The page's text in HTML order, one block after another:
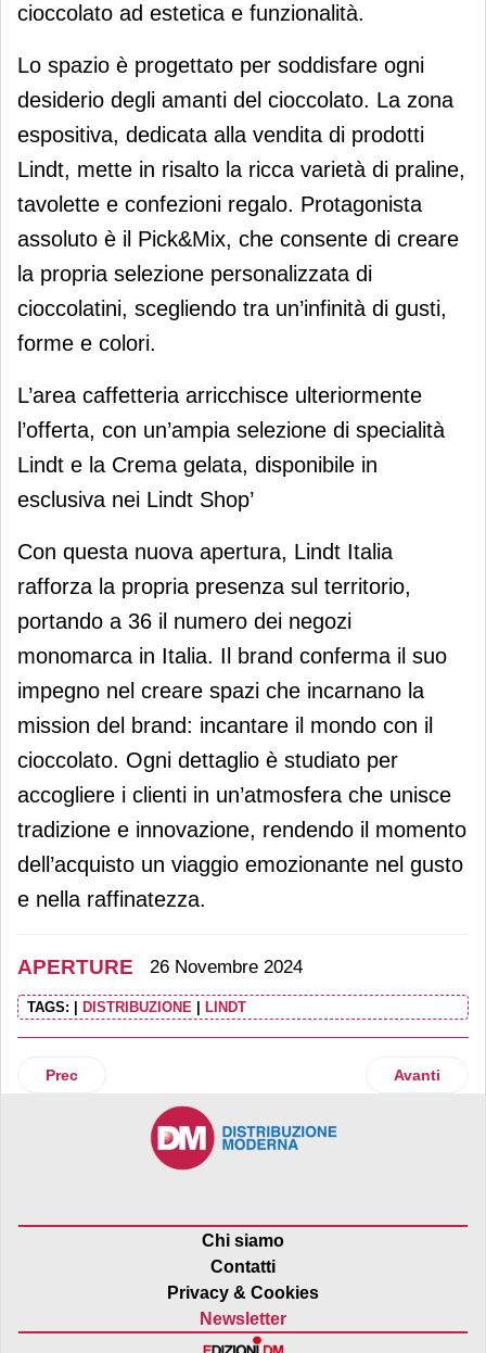
cioccolato ad estetica e funzionalità.
Lo spazio è progettato per soddisfare ogni
desiderio degli amanti del cioccolato. La zona
espositiva, dedicata alla vendita di prodotti
Lindt, mette in risalto la ricca varietà di praline,
tavolette e confezioni regalo. Protagonista
assoluto è il Pick&Mix, che consente di creare
la propria selezione personalizzata di
cioccolatini, scegliendo tra un’infinità di gusti,
forme e colori.
L’area caffetteria arricchisce ulteriormente
l’offerta, con un’ampia selezione di specialità
Lindt e la Crema gelata, disponibile in
esclusiva nei Lindt Shop’
Con questa nuova apertura, Lindt Italia
rafforza la propria presenza sul territorio,
portando a 36 il numero dei negozi
monomarca in Italia. Il brand conferma il suo
impegno nel creare spazi che incarnano la
mission del brand: incantare il mondo con il
cioccolato. Ogni dettaglio è studiato per
accogliere i clienti in un’atmosfera che unisce
tradizione e innovazione, rendendo il momento
dell’acquisto un viaggio emozionante nel gusto
e nella raffinatezza.
APERTURE 26 Novembre 2024
TAGS: | DISTRIBUZIONE | LINDT
Articolo precedente: Un nuovo shop-in-shop MediaWorld
Prec Articolo
Avanti
Chi siamo
Contatti
Privacy & Cookies
Newsletter